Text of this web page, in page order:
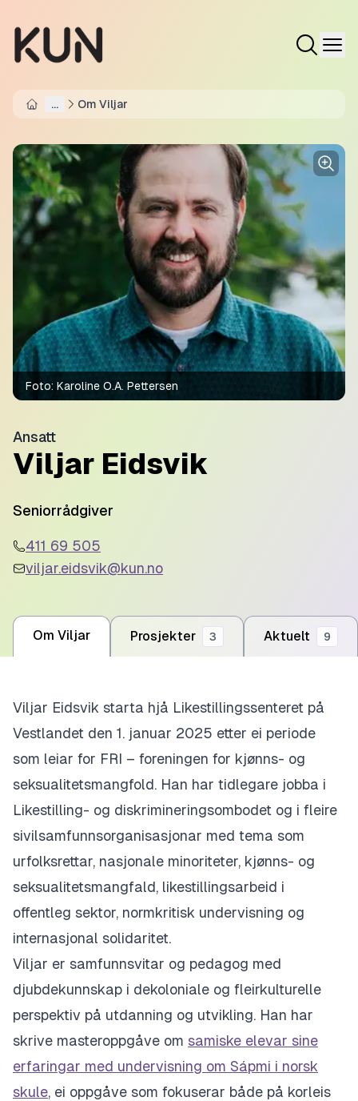
... Om Viljar
Ansatt
Viljar Eidsvik
Seniorrådgiver
411 69 505
viljar.eidsvik@kun.no
Foto: Karoline O.A. Pettersen
Om Viljar Prosjekter 3 Aktuelt 9
Viljar Eidsvik starta hjå Likestillingssenteret på
Vestlandet den 1. januar 2025 etter ei periode
som leiar for FRI – foreningen for kjønns- og
seksualitetsmangfold. Han har tidlegare jobba i
Likestilling- og diskrimineringsombodet og i fleire
sivilsamfunnsorganisasjonar med tema som
urfolksrettar, nasjonale minoriteter, kjønns- og
seksualitetsmangfald, likestillingsarbeid i
offentleg sektor, normkritisk undervisning og
internasjonal solidaritet.
Viljar er samfunnsvitar og pedagog med
djubdekunnskap i dekoloniale og fleirkulturelle
perspektiv på utdanning og utvikling. Han har
skrive masteroppgåve om samiske elevar sine
erfaringar med undervisning om Sápmi i norsk
skule, ei oppgåve som fokuserar både på korleis